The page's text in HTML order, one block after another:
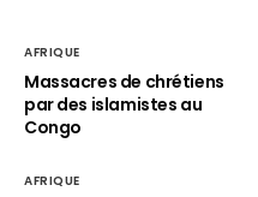
AFRIQUE
Massacres de chrétiens
par des islamistes au
Congo
AFRIQUE